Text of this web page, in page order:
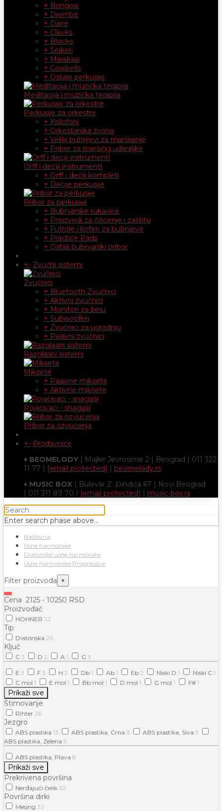
+ Bongosi
+ Djembe
+ Daire
+ Claves
+ Blocks
+ Šejkeri
+ Marakasi
+ Cowbells
+ Ostale perkusije
Meditacija i muzička terapija
Perkusije za orkestre
+ Ksilofoni
+ Orkestarska zvona
+ Veliki bubnjevi za marširanje
+ Pribor za maršing udaraljke
Orff i dečiji instrumenti
+ Orff i dečiji kompleti
+ Dečije perkusije
Pribor za perkusije
+ Bubnjarske rukavice
+ Proizvodi za čišćenje i zaštitu
+ Futrole i koferi za bubnjeve
+ Practice Pads
+ Ostali bubnjarski pribor
+- Zvučni sistemi
Zvučnici
+ Bluetooth Zvučnici
+ Aktivni zvučnici
+ Monitori za binu
+ Subwooferi
+ Zvučnici za ugradnju
+ Pasivni zvučnici
Razglasni sistemi
Miksete
+ Pasivne miksete
+ Aktivne miksete
Pojačivači - snagaši
Pribor za ozvučenja
+- Prodavnice
♦ BEOMELODY | Majke Jevrosime 2 | Beograd | 011 322
11 77 | [email protected] | beomelody.rs
♦ MUSIC BOX | Bulevar Z. Đinđića 67 | Novi Beograd
| 011 311 89 70 | [email protected] | music-box.rs
Enter search phase above...
Naslovna
Usne harmonike
Diatonske usne harmonike
Usne harmonike Progressive
Filter proizvoda ×
Cena 2125 - 10250 RSD
Proizvođač
HOHNER 32
Tip
Diatonska 26
Ključ
C 3 D 2 A 1 G 3
E 3 F 3 H 2 Db 1 Ab 1 Eb 2 Niski D 1 Niski C 1
C mol 1 E mol 1 Bb mol 1 D mol 1 G mol 1 F# 1
Prikaži sve
Štimovanje
Rihter 26
Jezgro
ABS plastika 13 ABS plastika, Crna 3 ABS plastika, Siva 3
ABS plastika, Zelena 5
ABS plastika, Plava 8
Prikaži sve
Prekrivena površina
Nerđajući čelik 32
Površina dirki
Mesing 32